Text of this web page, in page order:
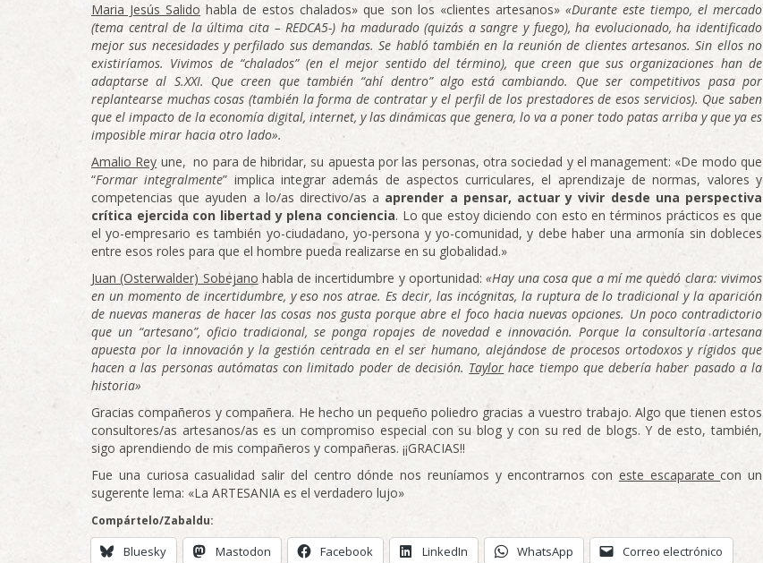
Maria Jesús Salido habla de estos chalados» que son los «clientes artesanos» «Durante este tiempo, el mercado
(tema central de la última cita – REDCA5-) ha madurado (quizás a sangre y fuego), ha evolucionado, ha identificado
mejor sus necesidades y perfilado sus demandas. Se habló también en la reunión de clientes artesanos. Sin ellos no
existiríamos. Vivimos de “chalados” (en el mejor sentido del término), que creen que sus organizaciones han de
adaptarse al S.XXI. Que creen que también “ahí dentro” algo está cambiando. Que ser competitivos pasa por
replantearse muchas cosas (también la forma de contratar y el perfil de los prestadores de esos servicios). Que saben
que el impacto de la economía digital, internet, y las dinámicas que genera, lo va a poner todo patas arriba y que ya es
imposible mirar hacia otro lado».
Amalio Rey une, no para de hibridar, su apuesta por las personas, otra sociedad y el management: «De modo que
“Formar integralmente” implica integrar además de aspectos curriculares, el aprendizaje de normas, valores y
competencias que ayuden a lo/as directivo/as a aprender a pensar, actuar y vivir desde una perspectiva
crítica ejercida con libertad y plena conciencia. Lo que estoy diciendo con esto en términos prácticos es que
el yo-empresario es también yo-ciudadano, yo-persona y yo-comunidad, y debe haber una armonía sin dobleces
entre esos roles para que el hombre pueda realizarse en su globalidad.»
Juan (Osterwalder) Sobejano habla de incertidumbre y oportunidad:«Hay una cosa que a mí me quedó clara: vivimos
en un momento de incertidumbre, y eso nos atrae. Es decir, las incógnitas, la ruptura de lo tradicional y la aparición
de nuevas maneras de hacer las cosas nos gusta porque abre el foco hacia nuevas opciones. Un poco contradictorio
que un “artesano”, oficio tradicional, se ponga ropajes de novedad e innovación. Porque la consultoría artesana
apuesta por la innovación y la gestión centrada en el ser humano, alejándose de procesos ortodoxos y rígidos que
hacen a las personas autómatas con limitado poder de decisión. Taylor hace tiempo que debería haber pasado a la
historia»
Gracias compañeros y compañera. He hecho un pequeño poliedro gracias a vuestro trabajo. Algo que tienen estos
consultores/as artesanos/as es un compromiso especial con su blog y con su red de blogs. Y de esto, también,
sigo aprendiendo de mis compañeros y compañeras. ¡¡GRACIAS!!
Fue una curiosa casualidad salir del centro dónde nos reuníamos y encontrarnos con este escaparatecon un
sugerente lema: «La ARTESANIA es el verdadero lujo»
Compártelo/Zabaldu:
Bluesky Mastodon Facebook LinkedIn WhatsApp Correo electrónico